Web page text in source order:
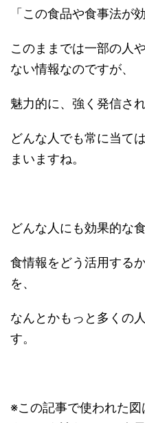
「この食品や食事法が
このままでは一部の人
ない情報なのですが、
魅力的に、強く発信さ
どんな人でも常に当て
まいますね。
どんな人にも効果的な
食情報をどう活用する
を、
なんとかもっと多くの
す。
※この記事で使われた